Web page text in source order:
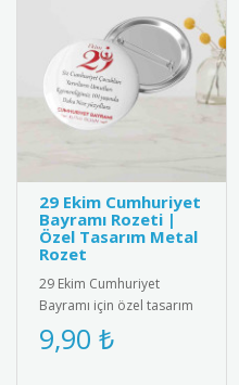
29 Ekim Cumhuriyet
Bayramı Rozeti |
Özel Tasarım Metal
Rozet
29 Ekim Cumhuriyet
Bayramı için özel tasarım
metal rozet. Kaliteli metal
malzemeden üretilmiş,
9,90 ₺